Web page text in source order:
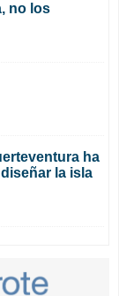
no los
ha
la isla